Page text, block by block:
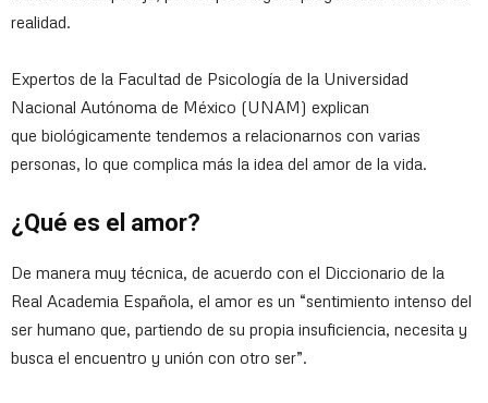
realidad.
Expertos de la Facultad de Psicología de la Universidad
Nacional Autónoma de México (UNAM) explican
que biológicamente tendemos a relacionarnos con varias
personas, lo que complica más la idea del amor de la vida.
¿Qué es el amor?
De manera muy técnica, de acuerdo con el Diccionario de la
Real Academia Española, el amor es un “sentimiento intenso del
ser humano que, partiendo de su propia insuficiencia, necesita y
busca el encuentro y unión con otro ser”.